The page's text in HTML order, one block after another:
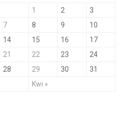
Kwi »
1 2
3
7 8 9
10
14 15 16
17
21 22 23
24
28 29 30 31